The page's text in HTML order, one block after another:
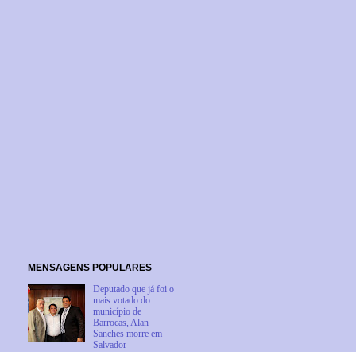
MENSAGENS POPULARES
Deputado que já foi o
mais votado do
município de
Barrocas, Alan
Sanches morre em
Salvador